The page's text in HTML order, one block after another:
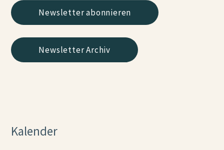
Newsletter abonnieren
Newsletter Archiv
Kalender